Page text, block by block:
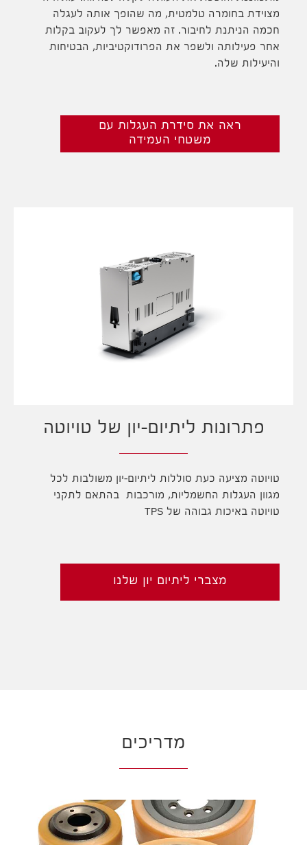
מצוידת בחומרה טלמטית, מה שהופך אותה לעגלה
חכמה הניתנת לחיבור. זה מאפשר לך לעקוב בקלות
אחר פעילותה ולשפר את הפרודוקטיביות, הבטיחות
והיעילות שלה.
ראה את סידרת העגלות עם
משטחי העמידה
פתרונות ליתיום-יון של טויוטה
טויוטה מציעה כעת סוללות ליתיום-יון משולבות לכל
מגוון העגלות החשמליות, מורכבות בהתאם לתקני
טויוטה באיכות גבוהה של TPS
מצברי ליתיום יון שלנו
מדריכים